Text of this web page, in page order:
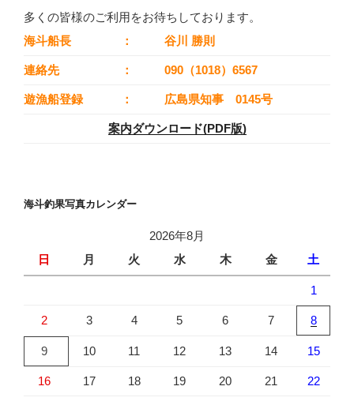
多くの皆様のご利用をお待ちしております。
海斗船長
： 谷川 勝則
連絡先 ： 090（1018）6567
遊漁船登録 ： 広島県知事 0145号
案内ダウンロード(PDF版)
海斗釣果写真カレンダー
2026年8月
日
月 火 水 木 金 土
1
2 3 4 5 6 7 8
9 10 11 12 13 14 15
16 17 18 19 20 21 22